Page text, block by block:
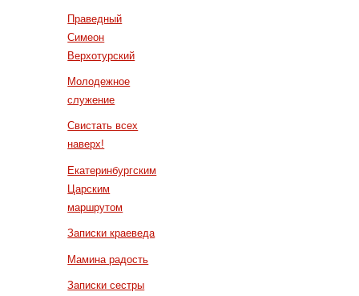
Праведный
Симеон
Верхотурский
Молодежное
служение
Свистать всех
наверх!
Екатеринбургским
Царским
маршрутом
Записки краеведа
Мамина радость
Записки сестры